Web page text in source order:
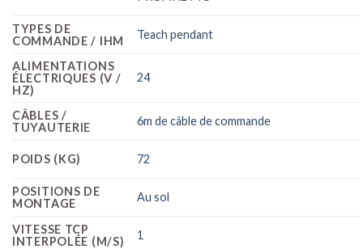
TYPES DE
COMMANDE / IHM
Teach pendant
ALIMENTATIONS
ÉLECTRIQUES (V /
HZ)
24
CÂBLES /
TUYAUTERIE
6m de câble de commande
POIDS (KG) 72
POSITIONS DE
MONTAGE
Au sol
VITESSE TCP
INTERPOLÉE (M/S)
1